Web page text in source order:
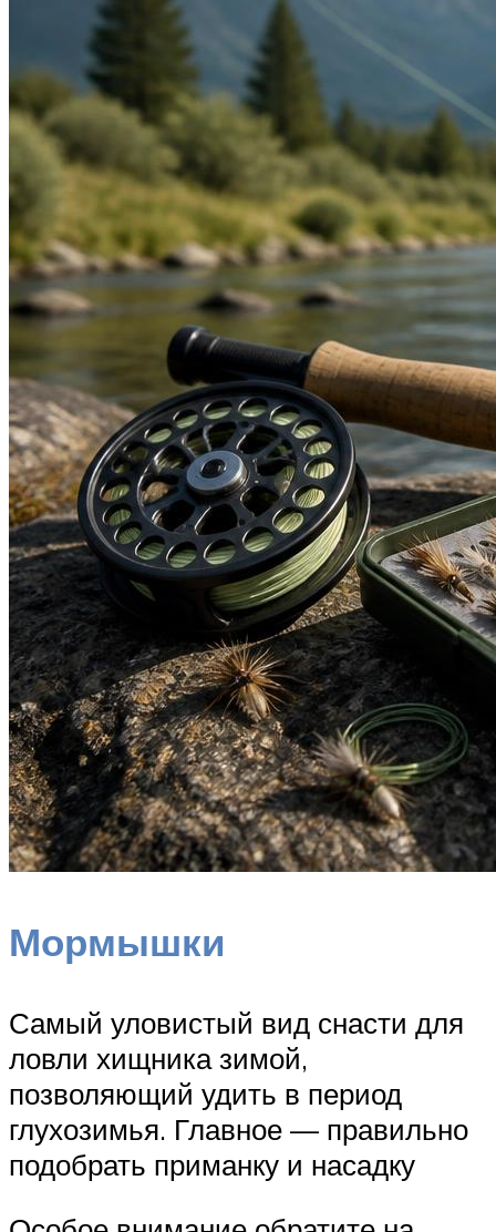
Мормышки
Самый уловистый вид снасти для
ловли хищника зимой,
позволяющий удить в период
глухозимья. Главное — правильно
подобрать приманку и насадку